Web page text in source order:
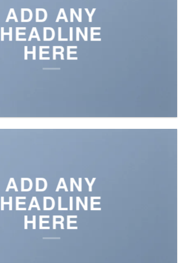
ADD ANY
HEADLINE
HERE
ADD ANY
HEADLINE
HERE